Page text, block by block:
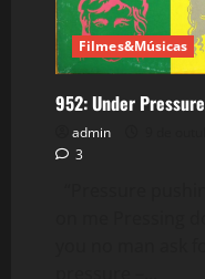
Filmes&Músicas
952: Under Pressure
admin
3